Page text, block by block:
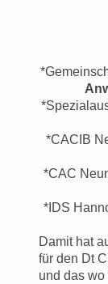
*CACIB
*CAC
*IDS
Damit hat
für den Dt
und das